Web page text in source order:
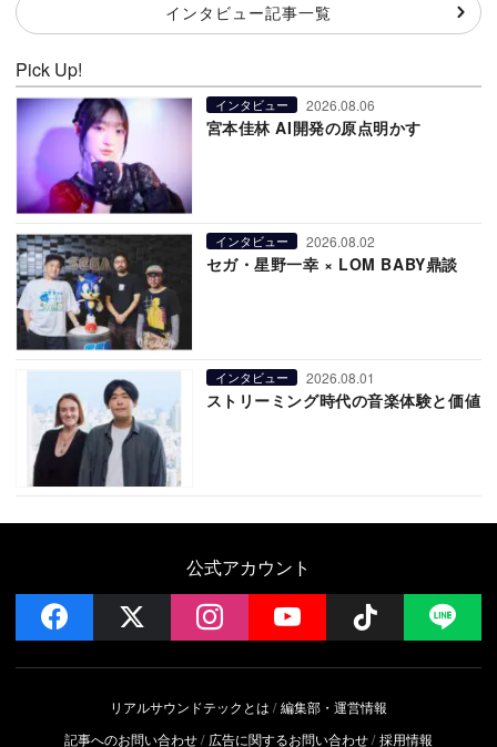
インタビュー記事一覧
Pick Up!
インタビュー 2026.08.06
宮本佳林 AI開発の原点明かす
インタビュー 2026.08.02
セガ・星野一幸 × LOM BABY鼎談
インタビュー 2026.08.01
ストリーミング時代の音楽体験と価値
公式アカウント
facebook instagramYouTube Follow
リアルサウンドテックとは
編集部・運営情報
記事へのお問い合わせ
広告に関するお問い合わせ 採用情報